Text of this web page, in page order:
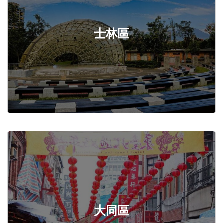
士林區
大同區